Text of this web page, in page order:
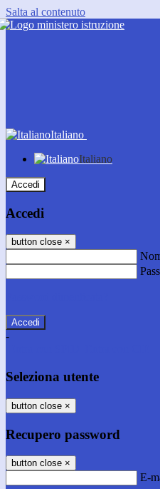
Salta al contenuto
Italiano
Italiano
Accedi
Accedi
button close ×
-
Seleziona utente
button close ×
Recupero password
button close ×
E-